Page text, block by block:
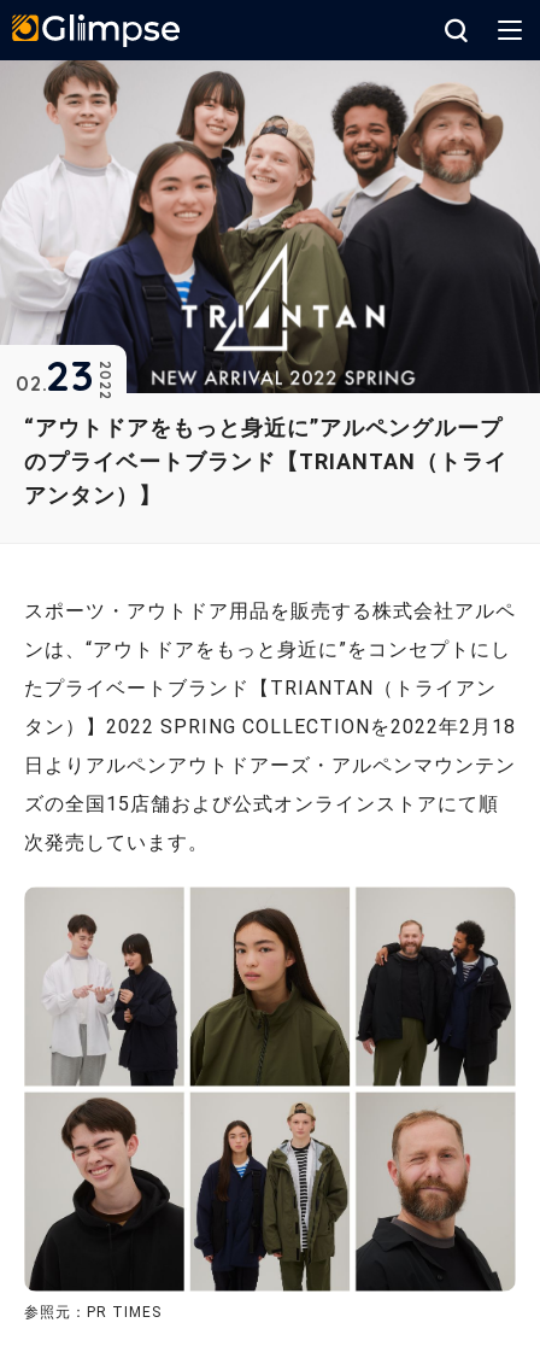
“アウトドアをもっと身近に”アルペングループ
のプライベートブランド【TRIANTAN（トライ
アンタン）】
2022
02 23
スポーツ・アウトドア用品を販売する株式会社アルペ
ンは、“アウトドアをもっと身近に”をコンセプトにし
たプライベートブランド【TRIANTAN（トライアン
タン）】2022 SPRING COLLECTIONを2022年2月18
日よりアルペンアウトドアーズ・アルペンマウンテン
ズの全国15店舗および公式オンラインストアにて順
次発売しています。
参照元：PR TIMES